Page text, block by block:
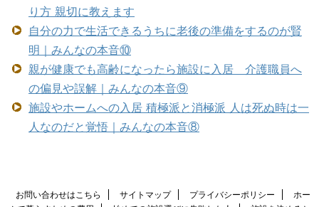
り方 親切に教えます
自分の力で生活できるうちに老後の準備をするのが賢
明｜みんなの本音⑩
親が健康でも高齢になったら施設に入居 介護職員へ
の偏見や誤解｜みんなの本音⑨
施設やホームへの入居 積極派と消極派 人は死ぬ時は一
人なのだと覚悟｜みんなの本音⑧
お問い合わせはこちら サイトマップ プライバシーポリシー
ホー